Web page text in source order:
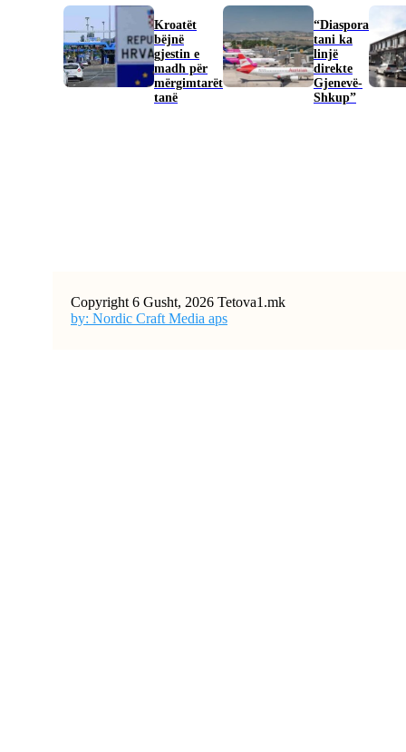
Kroatët
bëjnë
gjestin e
madh për
mërgimtarët
tanë
“Diaspora
tani ka
linjë
direkte
Gjenevë-
Shkup”
Copyright 6 Gusht, 2026 Tetova1.mk
by: Nordic Craft Media aps